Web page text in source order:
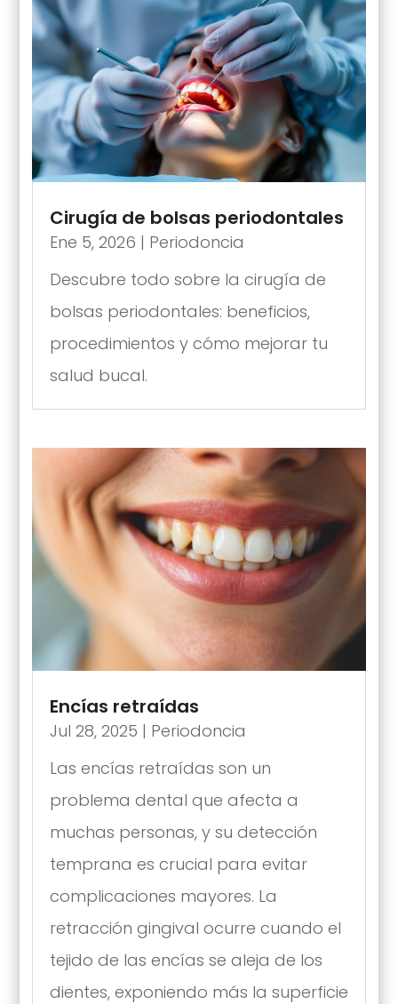
Cirugía de bolsas periodontales
Ene 5, 2026 | Periodoncia
Descubre todo sobre la cirugía de
bolsas periodontales: beneficios,
procedimientos y cómo mejorar tu
salud bucal.
Encías retraídas
Jul 28, 2025 | Periodoncia
Las encías retraídas son un
problema dental que afecta a
muchas personas, y su detección
temprana es crucial para evitar
complicaciones mayores. La
retracción gingival ocurre cuando el
tejido de las encías se aleja de los
dientes, exponiendo más la superficie